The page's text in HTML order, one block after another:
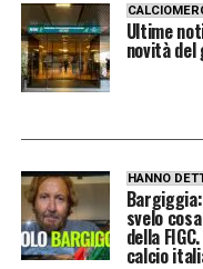
Ultime
novità del
HANNO
svelo
della
calcio